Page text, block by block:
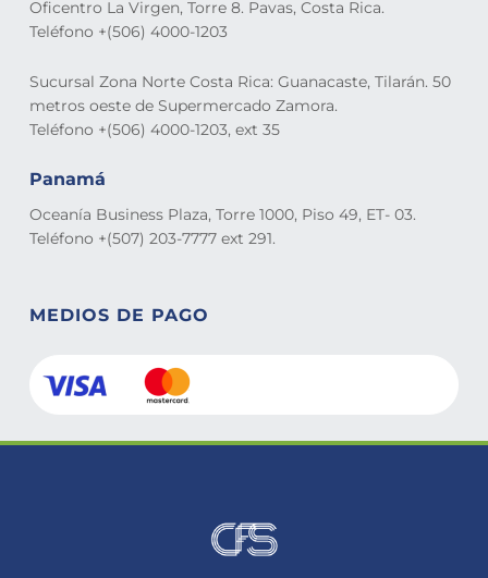
Oficentro La Virgen, Torre 8. Pavas, Costa Rica.
Teléfono +(506) 4000-1203
Sucursal Zona Norte Costa Rica: Guanacaste, Tilarán. 50
metros oeste de Supermercado Zamora.
Teléfono +(506) 4000-1203, ext 35
Panamá
Oceanía Business Plaza, Torre 1000, Piso 49, ET- 03.
Teléfono +(507) 203-7777 ext 291.
MEDIOS DE PAGO